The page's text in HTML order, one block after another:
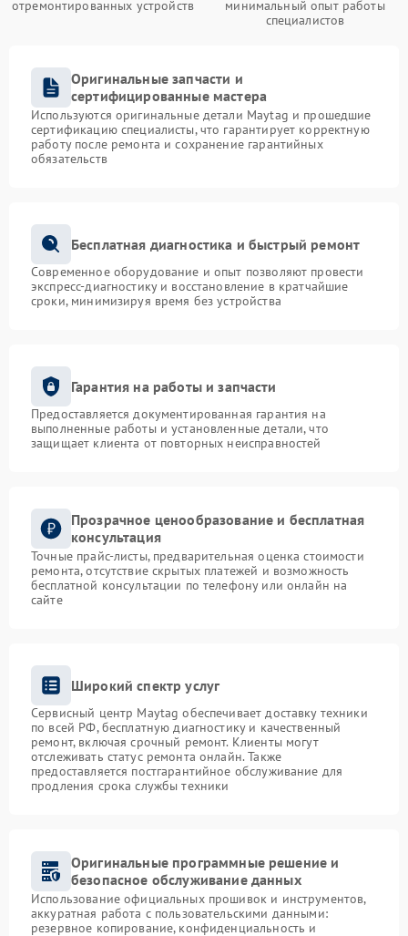
отремонтированных устройств
минимальный опыт работы
специалистов
Оригинальные запчасти и
сертифицированные мастера
Используются оригинальные детали Maytag и прошедшие
сертификацию специалисты, что гарантирует корректную
работу после ремонта и сохранение гарантийных
обязательств
Бесплатная диагностика и быстрый ремонт
Современное оборудование и опыт позволяют провести
экспресс-диагностику и восстановление в кратчайшие
сроки, минимизируя время без устройства
Гарантия на работы и запчасти
Предоставляется документированная гарантия на
выполненные работы и установленные детали, что
защищает клиента от повторных неисправностей
Прозрачное ценообразование и бесплатная
консультация
Точные прайс-листы, предварительная оценка стоимости
ремонта, отсутствие скрытых платежей и возможность
бесплатной консультации по телефону или онлайн на
сайте
Широкий спектр услуг
Сервисный центр Maytag обеспечивает доставку техники
по всей РФ, бесплатную диагностику и качественный
ремонт, включая срочный ремонт. Клиенты могут
отслеживать статус ремонта онлайн. Также
предоставляется постгарантийное обслуживание для
продления срока службы техники
Оригинальные программные решение и
безопасное обслуживание данных
Использование официальных прошивок и инструментов,
аккуратная работа с пользовательскими данными:
резервное копирование, конфиденциальность и